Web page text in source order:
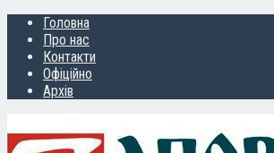
Головна
Про нас
Контакти
Офіційно
Архів